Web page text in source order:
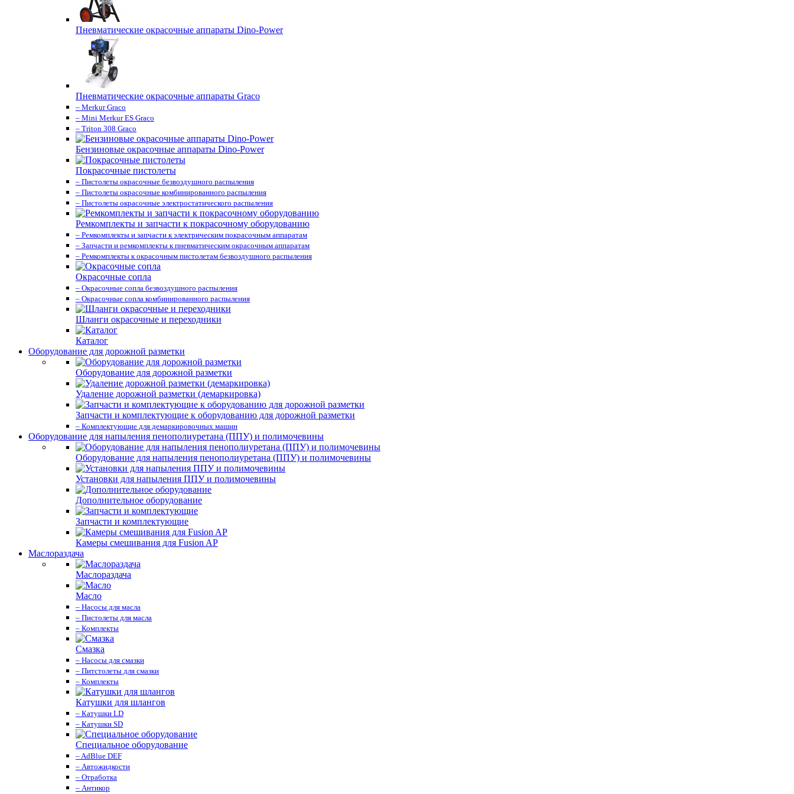
Пневматические окрасочные аппараты Dino-Power
Пневматические окрасочные аппараты Graco
– Merkur Graco
– Mini Merkur ES Graco
– Triton 308 Graco
Бензиновые окрасочные аппараты Dino-Power
Покрасочные пистолеты
– Пистолеты окрасочные безвоздушного распыления
– Пистолеты окрасочные комбинированного распыления
– Пистолеты окрасочные электростатического распыления
Ремкомплекты и запчасти к покрасочному оборудованию
– Ремкомплекты и запчасти к электрическим покрасочным аппаратам
– Запчасти и ремкомплекты к пневматическим окрасочным аппаратам
– Ремкомплекты к окрасочным пистолетам безвоздушного распыления
Окрасочные сопла
– Окрасочные сопла безвоздушного распыления
– Окрасочные сопла комбинированного распыления
Шланги окрасочные и переходники
Каталог
Оборудование для дорожной разметки
Оборудование для дорожной разметки
Удаление дорожной разметки (демаркировка)
Запчасти и комплектующие к оборудованию для дорожной разметки
– Комплектующие для демаркировочных машин
Оборудование для напыления пенополиуретана (ППУ) и полимочевины
Оборудование для напыления пенополиуретана (ППУ) и полимочевины
Установки для напыления ППУ и полимочевины
Дополнительное оборудование
Запчасти и комплектующие
Камеры смешивания для Fusion AP
Маслораздача
Маслораздача
Масло
– Насосы для масла
– Пистолеты для масла
– Комплекты
Смазка
– Насосы для смазки
– Питстолеты для смазки
– Комплекты
Катушки для шлангов
– Катушки LD
– Катушки SD
Специальное оборудование
– AdBlue DEF
– Автожидкости
– Отработка
– Антикор